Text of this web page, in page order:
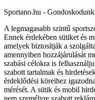
Sportano.hu -
A legmagasabb szintű
Ennek érdekében sütiket és
amelyek biztosítják a
amennyiben hozzájárulását
szabási célokra is
szabott tartalmak és
érdeklődési köreihez
mérését. A sütik és mobil
nem személyre szabott